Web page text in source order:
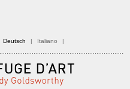
Deutsch | Italiano |